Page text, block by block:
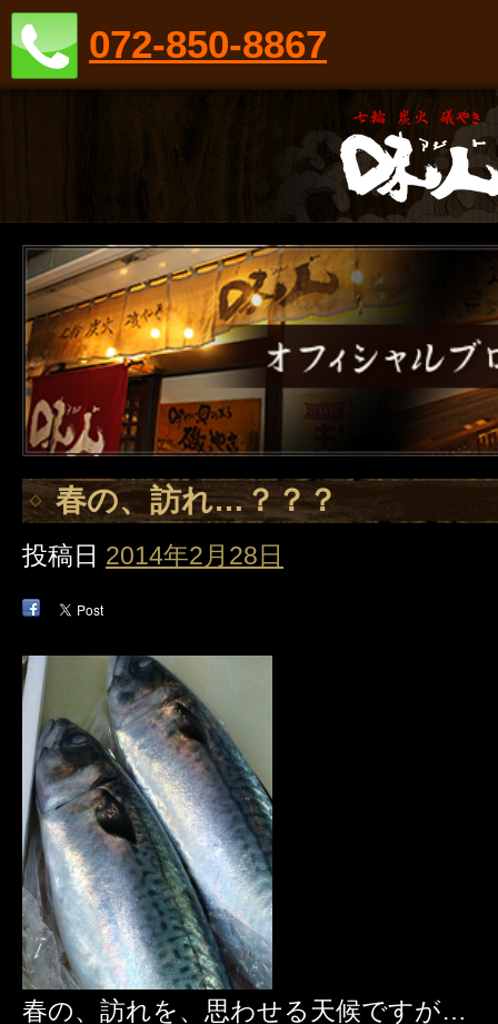
072-850-8867
春の、訪れ…？？？
投稿日 2014年2月28日
春の、訪れを、思わせる天候ですが…